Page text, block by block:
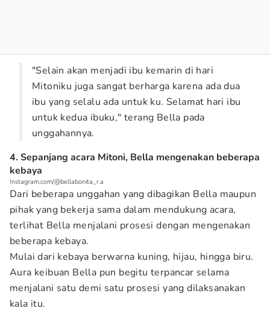
"Selain akan menjadi ibu kemarin di hari
Mitoniku juga sangat berharga karena ada dua
ibu yang selalu ada untuk ku. Selamat hari ibu
untuk kedua ibuku," terang Bella pada
unggahannya.
4. Sepanjang acara Mitoni, Bella mengenakan beberapa
kebaya
Instagram.com/@bellabonita_r.a
Dari beberapa unggahan yang dibagikan Bella maupun
pihak yang bekerja sama dalam mendukung acara,
terlihat Bella menjalani prosesi dengan mengenakan
beberapa kebaya.
Mulai dari kebaya berwarna kuning, hijau, hingga biru.
Aura keibuan Bella pun begitu terpancar selama
menjalani satu demi satu prosesi yang dilaksanakan
kala itu.